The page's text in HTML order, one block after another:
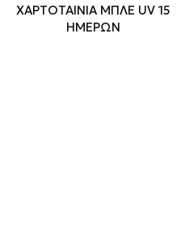
ΧΑΡΤΟΤΑΙΝΙΑ ΜΠΛΕ UV 15
ΗΜΕΡΩΝ